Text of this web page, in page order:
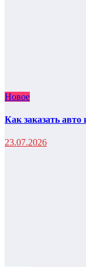
Новое
Как заказать авто
23.07.2026